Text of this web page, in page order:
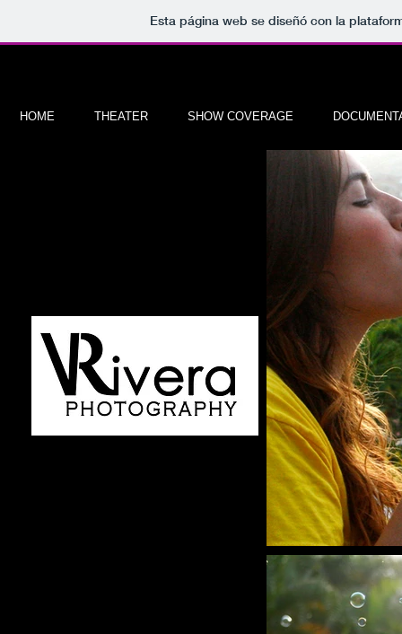
Esta página web se diseñó con la
HOME THEATER SHOW COVERAGE